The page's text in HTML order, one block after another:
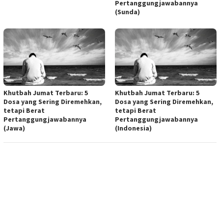
Pertanggungjawabannya
(Sunda)
Khutbah Jumat Terbaru: 5
Dosa yang Sering Diremehkan,
tetapi Berat
Pertanggungjawabannya
(Jawa)
Khutbah Jumat Terbaru: 5
Dosa yang Sering Diremehkan,
tetapi Berat
Pertanggungjawabannya
(Indonesia)